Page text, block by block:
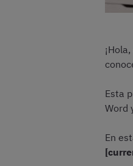
Esta
Word
En